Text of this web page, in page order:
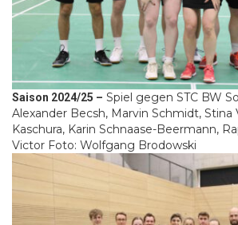
Saison 2024/25 – Spiel gegen STC BW
Alexander Becsh, Marvin Schmidt, Stina
Kaschura, Karin Schnaase-Beermann,
Victor Foto: Wolfgang Brodowski